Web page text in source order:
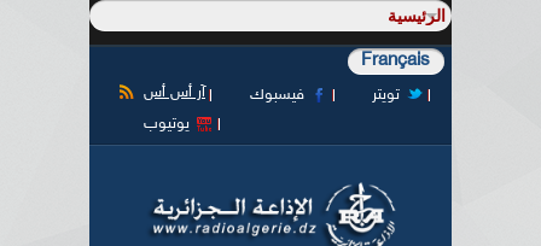
Français
آر أس أس فيسبوك
تويتر
يوتيوب